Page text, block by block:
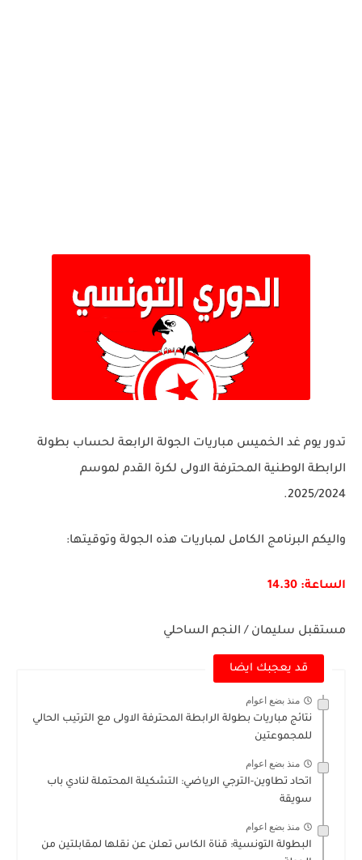
تدور يوم غد الخميس مباريات الجولة الرابعة لحساب بطولة
الرابطة الوطنية المحترفة الاولى لكرة القدم لموسم
2025/2024.
واليكم البرنامج الكامل لمباريات هذه الجولة وتوقيتها:
الساعة: 14.30
مستقبل سليمان / النجم الساحلي
قد يعجبك ايضا
منذ بضع اعوام
نتائج مباريات بطولة الرابطة المحترفة الاولى مع الترتيب الحالي
للمجموعتين
منذ بضع اعوام
اتحاد تطاوين-الترجي الرياضي: التشكيلة المحتملة لنادي باب
سويقة
منذ بضع اعوام
البطولة التونسية: قناة الكاس تعلن عن نقلها لمقابلتين من